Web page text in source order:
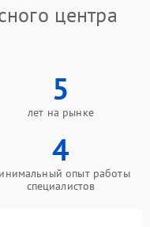
центра
5
лет на рынке
4
опыт работы
специалистов